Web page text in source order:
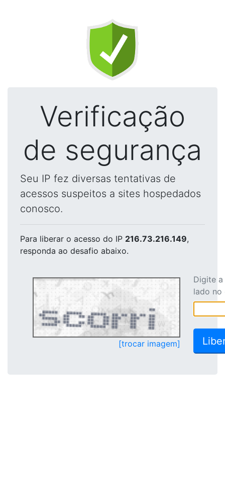
Verificação
de segurança
Seu IP fez diversas tentativas de
acessos suspeitos a sites hospedados
conosco.
Para liberar o acesso do IP 216.73.216.149,
responda ao desafio abaixo.
[trocar imagem]
Digite
lado no